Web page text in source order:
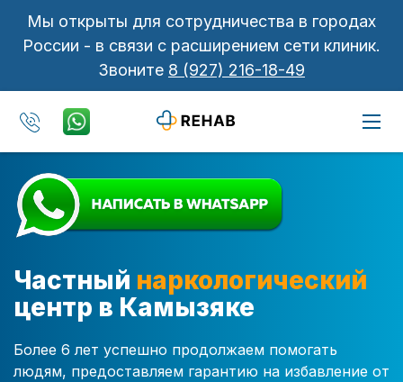
Мы открыты для сотрудничества в городах
России - в связи с расширением сети клиник.
Звоните 8 (927) 216-18-49
Частный наркологический
центр в Камызяке
Более 6 лет успешно продолжаем помогать
людям, предоставляем гарантию на избавление от